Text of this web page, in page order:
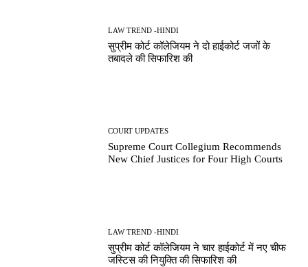
LAW TREND -HINDI
सुप्रीम कोर्ट कॉलेजियम ने दो हाईकोर्ट जजों के
तबादले की सिफारिश की
COURT UPDATES
Supreme Court Collegium Recommends
New Chief Justices for Four High Courts
LAW TREND -HINDI
सुप्रीम कोर्ट कॉलेजियम ने चार हाईकोर्ट में नए चीफ
जस्टिस की नियुक्ति की सिफारिश की